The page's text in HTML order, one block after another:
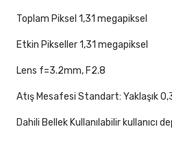
Toplam Piksel 1,31 megapiksel
Etkin Pikseller 1,31 megapiksel
Lens f=3.2mm, F2.8
Atış Mesafesi Standart: Yaklaşık
Dahili Bellek Kullanılabilir kullanıcı